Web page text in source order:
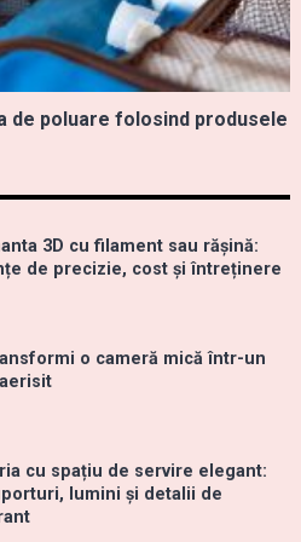
de poluare folosind produsele
3D cu filament sau rășină:
de precizie, cost și întreținere
o cameră mică într-un
cu spațiu de servire elegant:
lumini și detalii de